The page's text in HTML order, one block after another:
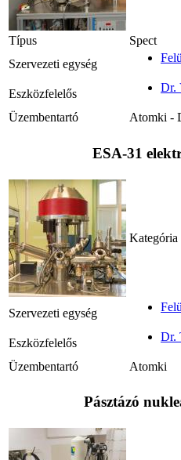
Típus
Spect
Szervezeti egység
Eszközfelelős Dr.
Üzembentartó Atomki -
ESA-31
Kategória
Szervezeti egység
Eszközfelelős Dr.
Üzembentartó Atomki
Pásztázó